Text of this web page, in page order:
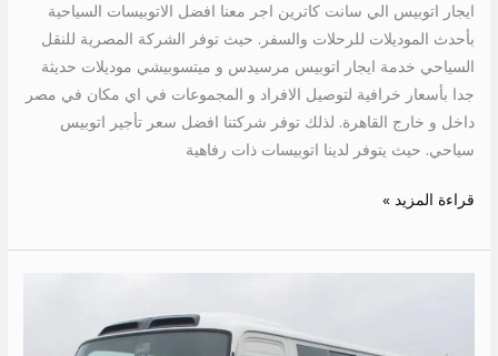
ايجار اتوبيس الي سانت كاترين اجر معنا افضل الاتوبيسات السياحية
بأحدث الموديلات للرحلات والسفر. حيث توفر الشركة المصرية للنقل
السياحي خدمة ايجار اتوبيس مرسيدس و ميتسوبيشي موديلات حديثة
جدا بأسعار خرافية لتوصيل الافراد و المجموعات في اي مكان في مصر
داخل و خارج القاهرة. لذلك توفر شركتنا افضل سعر تأجير اتوبيس
سياحي. حيث يتوفر لدينا اتوبيسات ذات رفاهية
قراءة المزيد »